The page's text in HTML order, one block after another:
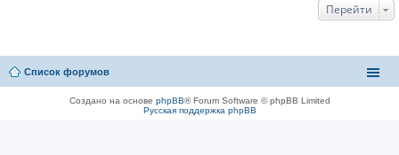
Перейти
Список форумов
Создано на основе phpBB® Forum Software © phpBB Limited
Русская поддержка phpBB